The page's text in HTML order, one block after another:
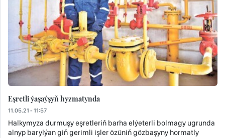
Eşretli ýaşaýşyň hyzmatynda
11.05.21 - 11:57
Halkymyza durmuşy eşretleriň barha elýeterli bolmagy ugrunda
alnyp barylýan giň gerimli işler özüniň gözbaşyny hormatly